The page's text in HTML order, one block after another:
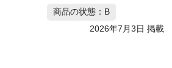
商品の状態：B
2026年7月2日 掲載